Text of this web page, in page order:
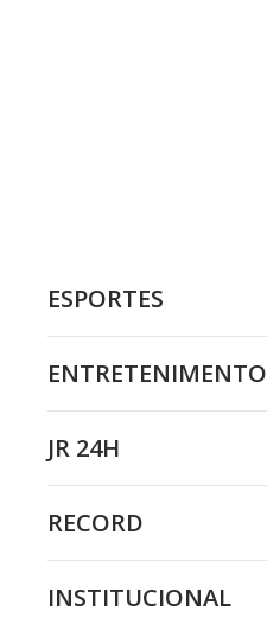
ESPORTES
ENTRETENIMENTO
JR 24H
RECORD
INSTITUCIONAL